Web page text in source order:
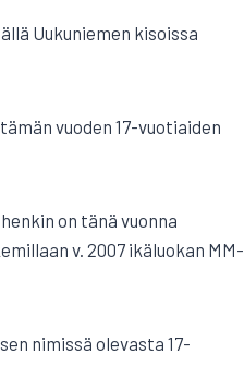
Uukuniemen kisoissa
vuoden 17-vuotiaiden
on tänä vuonna
v. 2007 ikäluokan MM-
nimissä olevasta 17-